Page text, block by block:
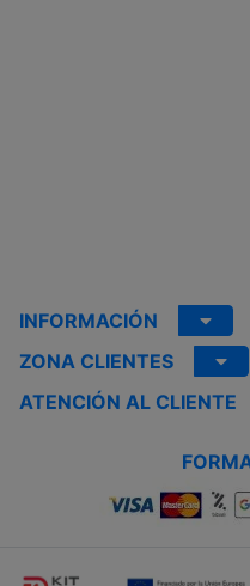
INFORMACIÓN
ZONA CLIENTES
ATENCIÓN AL CLIENTE